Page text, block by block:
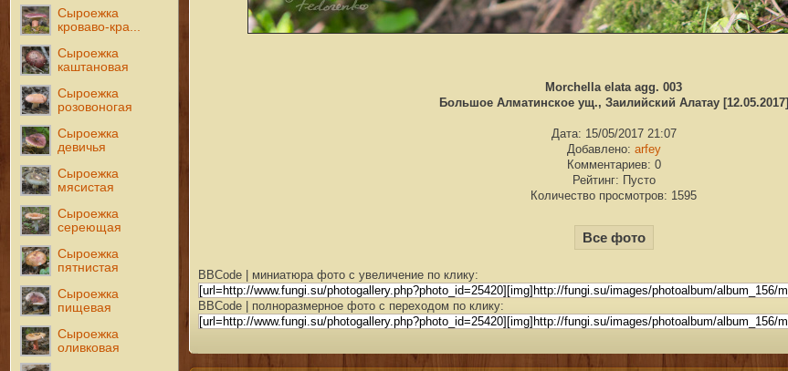
Сыроежка
кроваво-кра...
Сыроежка
каштановая
Сыроежка
розовоногая
Сыроежка
девичья
Сыроежка
мясистая
Сыроежка
сереющая
Сыроежка
пятнистая
Сыроежка
пищевая
Сыроежка
оливковая
Morchella elata agg. 003
Большое Алматинское ущ., Заилийский Алатау [12.05.2017]
Дата: 15/05/2017 21:07
Добавлено: arfey
Комментариев: 0
Рейтинг: Пусто
Количество просмотров: 1595
Все фото
BBCode | миниатюра фото с увеличение по клику:
BBCode | полноразмерное фото с переходом по клику: